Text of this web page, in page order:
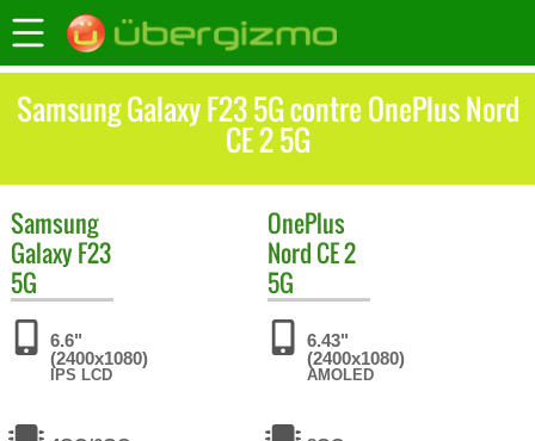
Samsung Galaxy F23 5G contre OnePlus Nord
CE 2 5G
Samsung
Galaxy F23
5G
6.6"
(2400x1080)
IPS LCD
OnePlus
Nord CE 2
5G
6.43"
(2400x1080)
AMOLED